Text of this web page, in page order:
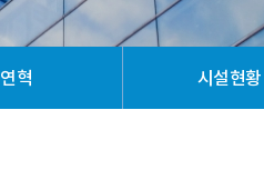
연혁 시설현황